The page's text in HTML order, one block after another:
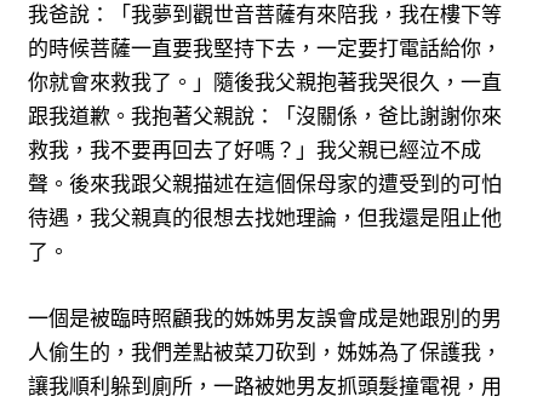
我爸說：「我夢到觀世音菩薩有來陪我，我在樓下等
的時候菩薩一直要我堅持下去，一定要打電話給你，
你就會來救我了。」隨後我父親抱著我哭很久，一直
跟我道歉。我抱著父親說：「沒關係，爸比謝謝你來
救我，我不要再回去了好嗎？」我父親已經泣不成
聲。後來我跟父親描述在這個保母家的遭受到的可怕
待遇，我父親真的很想去找她理論，但我還是阻止他
了。
一個是被臨時照顧我的姊姊男友誤會成是她跟別的男
人偷生的，我們差點被菜刀砍到，姊姊為了保護我，
讓我順利躲到廁所，一路被她男友抓頭髮撞電視，用